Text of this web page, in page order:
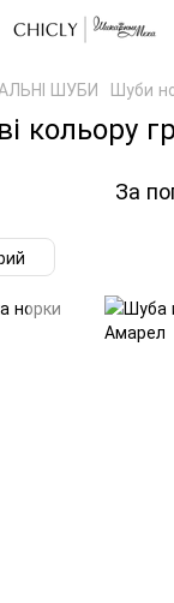
ШУБИ Шуби
кольору
За